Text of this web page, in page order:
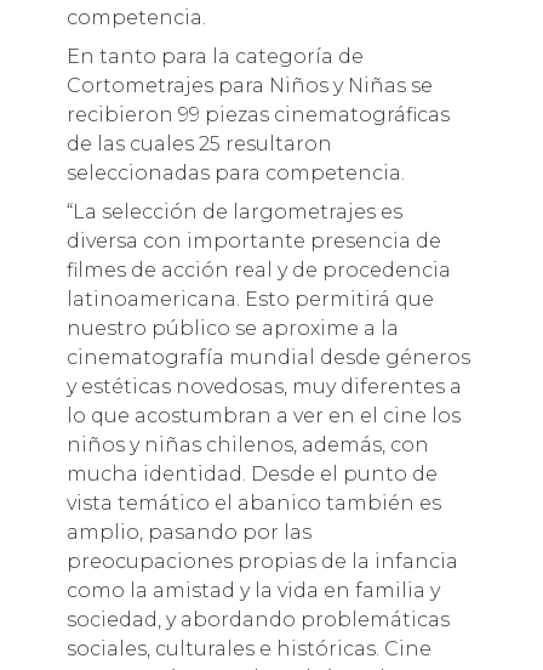
competencia.
En tanto para la categoría de
Cortometrajes para Niños y Niñas se
recibieron 99 piezas cinematográficas
de las cuales 25 resultaron
seleccionadas para competencia.
“La selección de largometrajes es
diversa con importante presencia de
filmes de acción real y de procedencia
latinoamericana. Esto permitirá que
nuestro público se aproxime a la
cinematografía mundial desde géneros
y estéticas novedosas, muy diferentes a
lo que acostumbran a ver en el cine los
niños y niñas chilenos, además, con
mucha identidad. Desde el punto de
vista temático el abanico también es
amplio, pasando por las
preocupaciones propias de la infancia
como la amistad y la vida en familia y
sociedad, y abordando problemáticas
sociales, culturales e históricas. Cine